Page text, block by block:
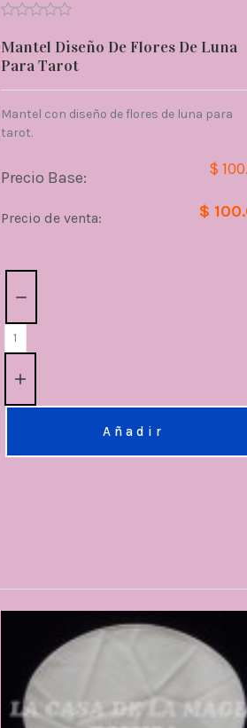
Mantel Diseño De Flores De Luna
Para Tarot
Mantel con diseño de flores de luna para
tarot.
Precio Base: $
Precio de venta: $
Añadir